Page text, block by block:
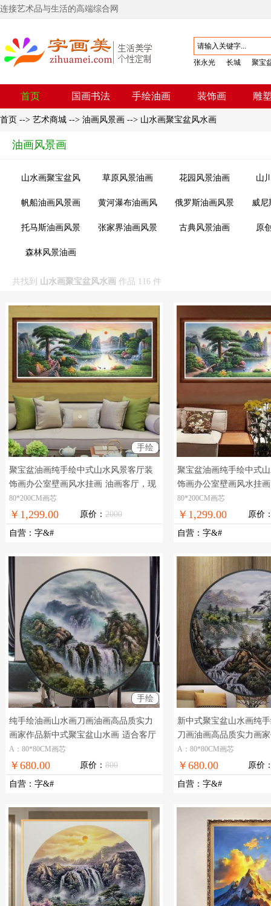
连接艺术品与生活的高端综合网
张永光 长城 聚宝
首页 国画书法 手绘油画 装饰画 雕
首页 --> 艺术商城 --> 油画风景画 --> 山水画聚宝盆风水画
油画风景画
山水画聚宝盆风
草原风景油画 花园风景油画 山
帆船油画风景画
黄河瀑布油画风
俄罗斯油画风景
威
托马斯油画风景
张家界油画风景
古典风景油画 原
森林风景油画
共找到 山水画聚宝盆风水画 作品 116 件
手绘
聚宝盆油画纯手绘中式山水风景客厅装
饰画办公室壁画风水挂画 油画客厅，现
货图片，在线支付，全国免邮
80*200CM画芯
￥1,299.00 原价： 2000
自营 ： 字&#
聚宝盆油画纯手绘中式
饰画办公室壁画风水挂画
货图片，在线支付，全
80*200CM画芯
￥1,299.00 原价
自营 ： 字&#
手绘
纯手绘油画山水画刀画油画高品质实力
画家作品新中式聚宝盆山水画 适合客厅
玄关的风水山水画油画
A：80*80CM画芯
￥680.00 原价： 800
自营 ： 字&#
新中式聚宝盆山水画纯
刀画油画高品质实力画
玄关的风水山水画油画
A：80*80CM画芯
￥680.00 原价
自营 ： 字&#